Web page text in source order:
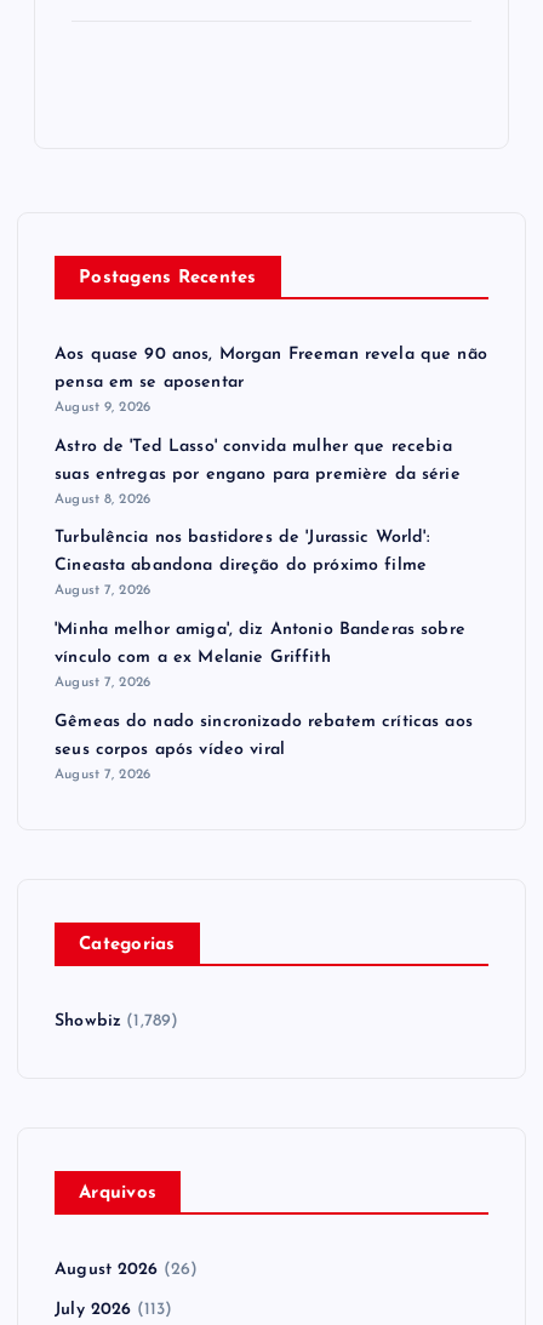
Postagens Recentes
Aos quase 90 anos, Morgan Freeman revela que não
pensa em se aposentar
August 9, 2026
Astro de 'Ted Lasso' convida mulher que recebia
suas entregas por engano para première da série
August 8, 2026
Turbulência nos bastidores de 'Jurassic World':
Cineasta abandona direção do próximo filme
August 7, 2026
'Minha melhor amiga', diz Antonio Banderas sobre
vínculo com a ex Melanie Griffith
August 7, 2026
Gêmeas do nado sincronizado rebatem críticas ​a​os
seus corpos após vídeo viral
August 7, 2026
Categorias
Showbiz (1,789)
Arquivos
August 2026 (26)
July 2026 (113)